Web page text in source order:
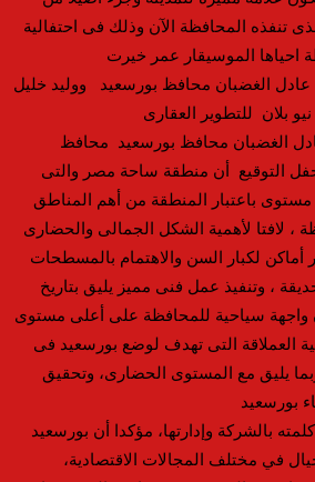
تنفذه المحافظة الآن وذلك فى احتفالية
احياها الموسيقار عمر خيرت
عادل الغضبان محافظ بورسعيد ووليد خليل
بلان للتطوير العقارى
الغضبان محافظ بورسعيد محافظ
التوقيع أن منطقة ساحة مصر والتى
باعتبار المنطقة من أهم المناطق
، لافتا لأهمية الشكل الجمالى والحضارى
لكبار السن والاهتمام بالمسطحات
، وتنفيذ عمل فنى مميز يليق بتاريخ
واجهة سياحية للمحافظة على أعلى مستوى
العملاقة التى تهدف لوضع بورسعيد فى
يليق مع المستوى الحضارى، وتحقيق
بورسعيد
بالشركة وإدارتها، مؤكدا أن بورسعيد
في مختلف المجالات الاقتصادية،